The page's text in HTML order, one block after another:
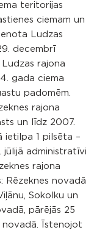
teritorijas
ciemam un
Ludzas
decembrī
rajona
gada ciema
padomēm.
rajona
un līdz 2007.
ietilpa 1 pilsēta –
jūlijā administratīvi
rajona
Rēzeknes novadā
Sokolku un
pārējās 25
novadā. Īstenojot